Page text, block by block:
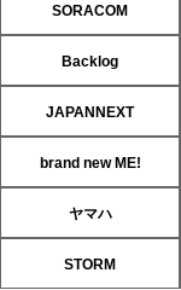
SORACOM
Backlog
JAPANNEXT
brand new ME!
ヤマハ
STORM